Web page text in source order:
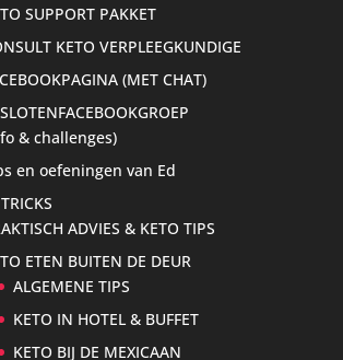
SUPPORT PAKKET
KETO VERPLEEGKUNDIGE
(MET CHAT)
& challenges)
en oefeningen van Ed
ADVIES & KETO TIPS
ETEN BUITEN DE DEUR
ALGEMENE TIPS
KETO IN HOTEL & BUFFET
KETO BIJ DE MEXICAAN